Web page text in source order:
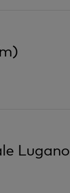
Lugano